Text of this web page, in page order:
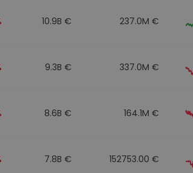
10.9B € 237.0M €
9.3B € 337.0M €
8.6B € 164.1M €
7.8B € 152753.00 €